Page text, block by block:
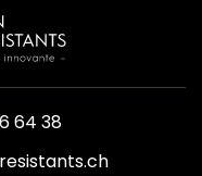
64 38